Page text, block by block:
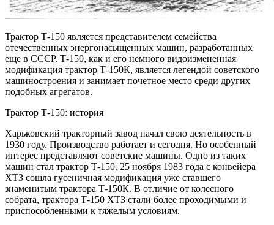
Трактор Т-150 является представителем семейства
отечественных энергонасыщенных машин, разработанных
еще в СССР. Т-150, как и его немного видоизмененная
модификация трактор Т-150К, является легендой советского
машиностроения и занимает почетное место среди других
подобных агрегатов.
Трактор Т-150: история
Харьковский тракторный завод начал свою деятельность в
1930 году. Производство работает и сегодня. Но особенный
интерес представляют советские машины. Одно из таких
машин стал трактор Т-150. 25 ноября 1983 года с конвейера
ХТЗ сошла гусеничная модификация уже ставшего
знаменитым трактора Т-150К. В отличие от колесного
собрата, трактора Т-150 ХТЗ стали более проходимыми и
приспособленными к тяжелым условиям.